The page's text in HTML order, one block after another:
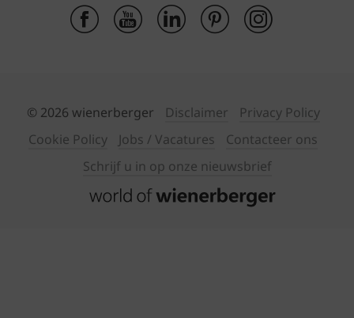
© 2026 wienerberger Disclaimer
Privacy Policy
Cookie Policy
Jobs / Vacatures
Contacteer ons
Schrijf u in op onze nieuwsbrief